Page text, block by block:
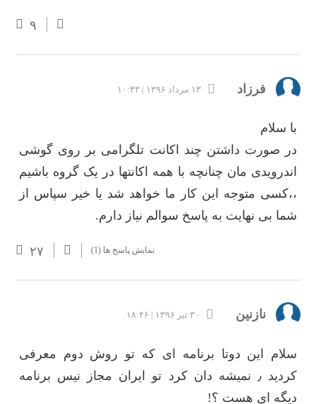
۹
فرزاد ۱۳ مرداد ۱۳۹۶ | ۱۰:۴۳
با سلام
در صورت داشتن چند اکانت تلگرامی بر روی گوشی
اندرویدی مان چنانچه با همه اکانتها در یک گروه باشیم
،،کسی متوجه این کار ما خواهد شد یا خیر سپاس از
شما بی نهایت به پاسخ سوالم نیاز دارم.
۲۷ نمایش پاسخ ها (1)
نازنین ۳۰ تیر ۱۳۹۶ | ۱۸:۴۶
سلام این دوتا برنامه ای که تو روش دوم معرفی
کردید ٫ نمیشه دان کرد تو ایران مجاز نیس برنامه
دیگه ای هست ؟!